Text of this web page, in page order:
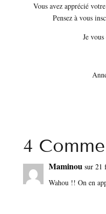
Vous avez apprécié
Pensez à vous
Je
4
Maminou sur 21
Wahou !! On en